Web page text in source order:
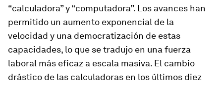
“calculadora” y “computadora”. Los avances han
permitido un aumento exponencial de la
velocidad y una democratización de estas
capacidades, lo que se tradujo en una fuerza
laboral más eficaz a escala masiva. El cambio
drástico de las calculadoras en los últimos diez